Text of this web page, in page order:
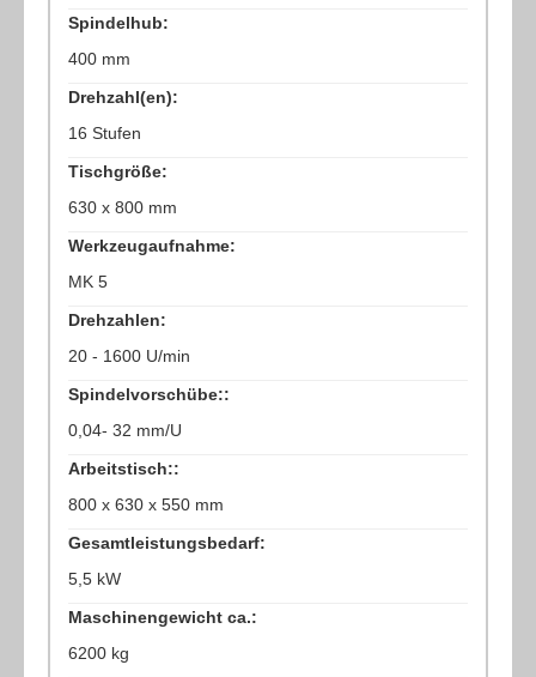
Spindelhub:
400 mm
Drehzahl(en):
16 Stufen
Tischgröße:
630 x 800 mm
Werkzeugaufnahme:
MK 5
Drehzahlen:
20 - 1600 U/min
Spindelvorschübe::
0,04- 32 mm/U
Arbeitstisch::
800 x 630 x 550 mm
Gesamtleistungsbedarf:
5,5 kW
Maschinengewicht ca.:
6200 kg